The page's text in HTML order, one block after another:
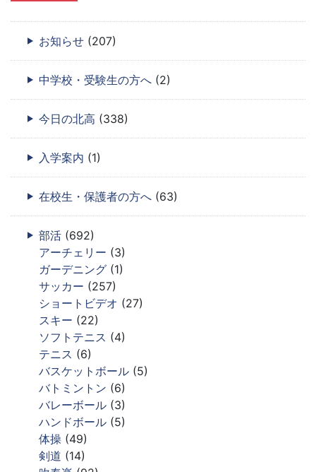
お知らせ (207)
中学校・受験生の方へ (2)
今日の北高 (338)
入学案内 (1)
在校生・保護者の方へ (63)
部活 (692)
アーチェリー (3)
ガーデニング (1)
サッカー (257)
ショートビデオ (27)
スキー (22)
ソフトテニス (4)
テニス (6)
バスケットボール (5)
バトミントン (6)
バレーボール (3)
ハンドボール (5)
体操 (49)
剣道 (14)